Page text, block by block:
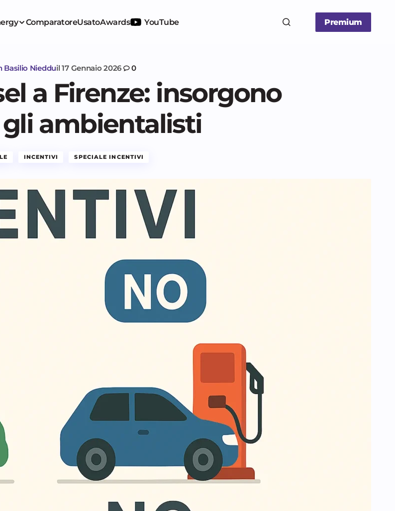
ComparatoreUsatoAwards YouTube Premium
Basilio Niedduil 17 Gennaio 2026 0
a Firenze: insorgono
ambientalisti
INCENTIVI SPECIALE INCENTIVI